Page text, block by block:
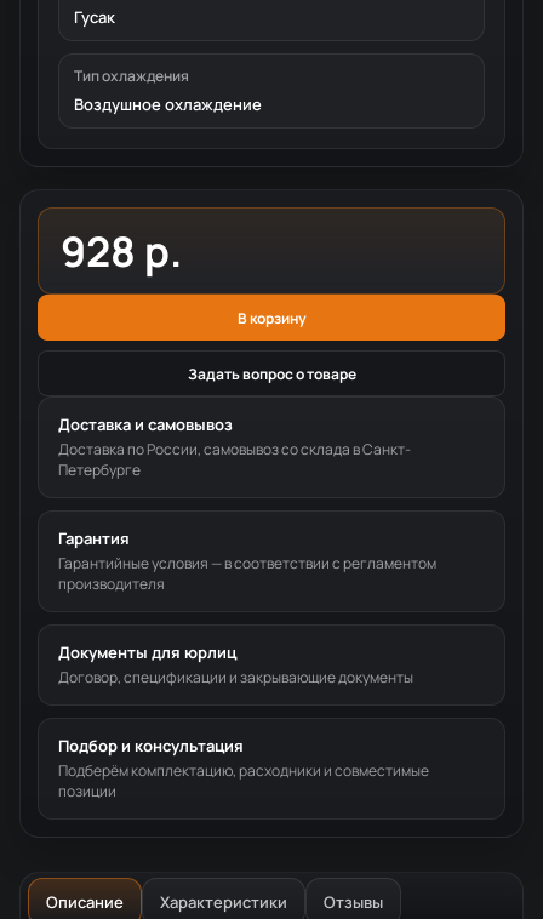
Гусак
Тип охлаждения
Воздушное охлаждение
928 р.
В корзину
Задать вопрос о товаре
Доставка и самовывоз
Доставка по России, самовывоз со склада в Санкт-
Петербурге
Гарантия
Гарантийные условия — в соответствии с регламентом
производителя
Документы для юрлиц
Договор, спецификации и закрывающие документы
Подбор и консультация
Подберём комплектацию, расходники и совместимые
позиции
Описание Характеристики Отзывы